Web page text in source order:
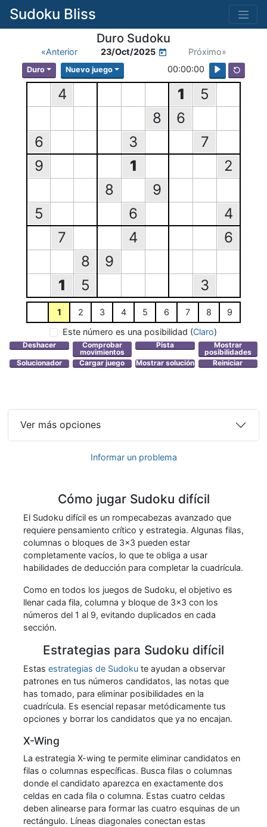
Sudoku Bliss
Duro Sudoku
«Anterior 23/Oct/2025 Próximo»
Duro Nuevo juego 00:00:00
4 1
5
8
6
6
3
7
9
1
2
8
9
5
6
4
7
4
6
8
9
1
5 3
1 2 3 4 5 6 7 8
9
Este número es una posibilidad (Claro)
Ver más opciones
Informar un problema
Cómo jugar Sudoku difícil
El Sudoku difícil es un rompecabezas avanzado que
requiere pensamiento crítico y estrategia. Algunas filas,
columnas o bloques de 3x3 pueden estar
completamente vacíos, lo que te obliga a usar
habilidades de deducción para completar la cuadrícula.
Como en todos los juegos de Sudoku, el objetivo es
llenar cada fila, columna y bloque de 3x3 con los
números del 1 al 9, evitando duplicados en cada
sección.
Estrategias para Sudoku difícil
Estas estrategias de Sudoku te ayudan a observar
patrones en tus números candidatos, las notas que
has tomado, para eliminar posibilidades en la
cuadrícula. Es esencial repasar metódicamente tus
opciones y borrar los candidatos que ya no encajan.
X-Wing
La estrategia X-wing te permite eliminar candidatos en
filas o columnas específicas. Busca filas o columnas
donde el candidato aparezca en exactamente dos
celdas en cada fila o columna. Estas cuatro celdas
deben alinearse para formar las cuatro esquinas de un
rectángulo. Líneas diagonales conectan estas